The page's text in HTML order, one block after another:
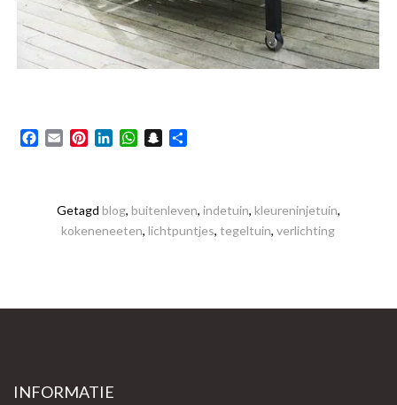
Facebook
Email PinterestLinkedInWhatsApp
Snapchat
Getagd blog, buitenleven, indetuin, kleureninjetuin,
kokeneneeten, lichtpuntjes, tegeltuin, verlichting
Bericht
INFORMATIE